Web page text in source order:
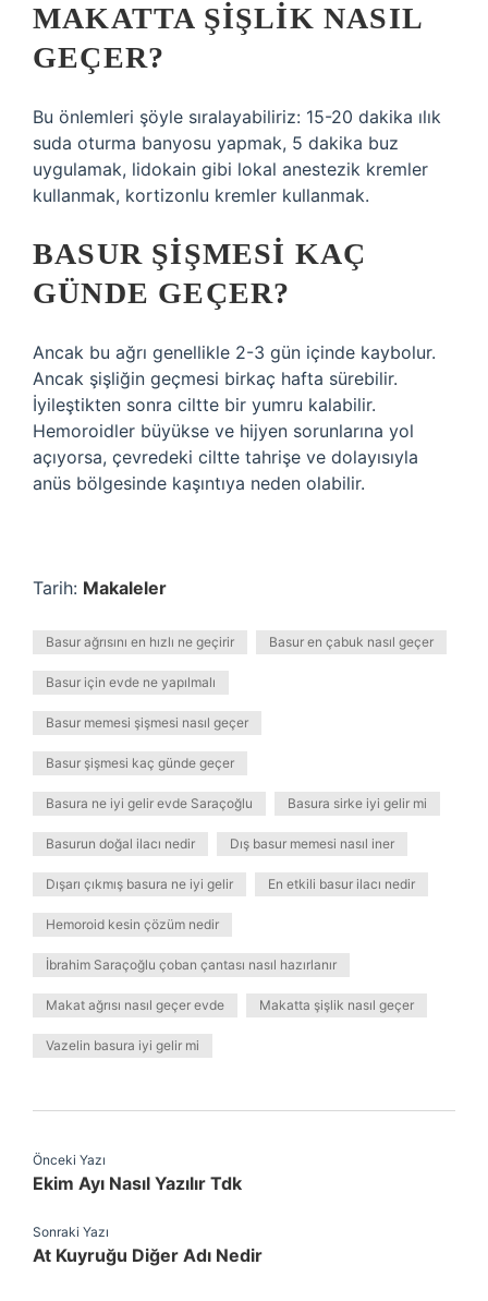
MAKATTA ŞIŞLIK NASIL
GEÇER?
Bu önlemleri şöyle sıralayabiliriz: 15-20 dakika ılık
suda oturma banyosu yapmak, 5 dakika buz
uygulamak, lidokain gibi lokal anestezik kremler
kullanmak, kortizonlu kremler kullanmak.
BASUR ŞIŞMESI KAÇ
GÜNDE GEÇER?
Ancak bu ağrı genellikle 2-3 gün içinde kaybolur.
Ancak şişliğin geçmesi birkaç hafta sürebilir.
İyileştikten sonra ciltte bir yumru kalabilir.
Hemoroidler büyükse ve hijyen sorunlarına yol
açıyorsa, çevredeki ciltte tahrişe ve dolayısıyla
anüs bölgesinde kaşıntıya neden olabilir.
Tarih: Makaleler
Basur ağrısını en hızlı ne geçirir Basur en çabuk nasıl geçer
Basur için evde ne yapılmalı
Basur memesi şişmesi nasıl geçer
Basur şişmesi kaç günde geçer
Basura ne iyi gelir evde Saraçoğlu Basura sirke iyi gelir mi
Basurun doğal ilacı nedir Dış basur memesi nasıl iner
Dışarı çıkmış basura ne iyi gelir En etkili basur ilacı nedir
Hemoroid kesin çözüm nedir
İbrahim Saraçoğlu çoban çantası nasıl hazırlanır
Makat ağrısı nasıl geçer evde Makatta şişlik nasıl geçer
Vazelin basura iyi gelir mi
Önceki Yazı
Ekim Ayı Nasıl Yazılır Tdk
Sonraki Yazı
At Kuyruğu Diğer Adı Nedir